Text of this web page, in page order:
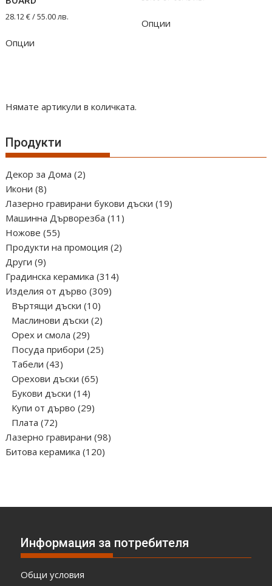
28.12€/ 55.00 лв.
Опции
Опции
Нямате артикули в количката.
Продукти
Декор за Дома 22
Икони 88
продукта
Лазерно гравирани букови дъски 1919
Машинна Дърворезба 11 11
Ножове 5555
продукта
Продукти на промоция 22
Други 99
продукта
Градинска керамика 314314
Изделия от дърво 309309
Въртящи дъски 1010
продукта
Маслинови дъски 22
Орех и смола 2929
продукта
Посуда прибори 2525
Табели 4343
продукта
Орехови дъски 6565
Букови дъски 1414
продукта
Купи от дърво 2929
Плата 7272
продукта
Лазерно гравирани 9898
Битова керамика 120120
Информация за потребителя
Общи условия